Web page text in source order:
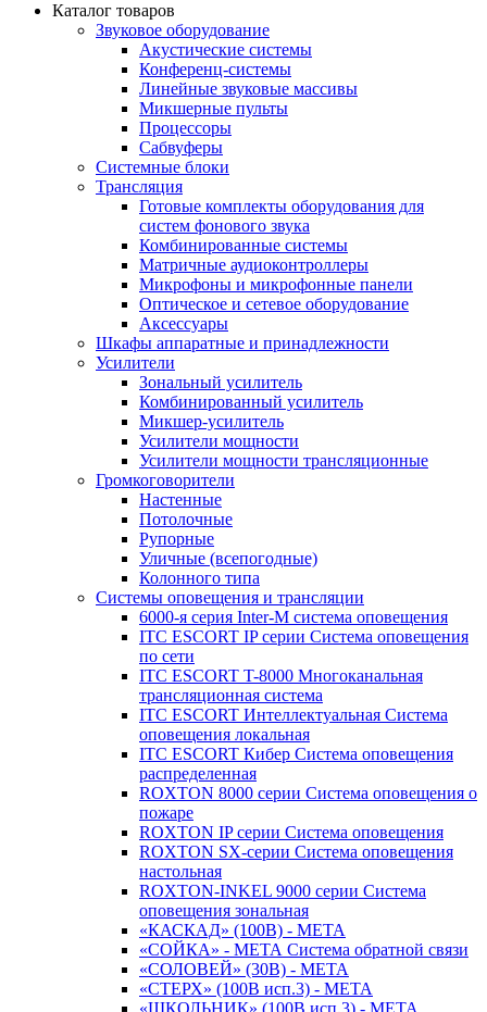
Каталог товаров
Звуковое оборудование
Акустические системы
Конференц-системы
Линейные звуковые массивы
Микшерные пульты
Процессоры
Сабвуферы
Системные блоки
Трансляция
Готовые комплекты оборудования для
систем фонового звука
Комбинированные системы
Матричные аудиоконтроллеры
Микрофоны и микрофонные панели
Оптическое и сетевое оборудование
Аксессуары
Шкафы аппаратные и принадлежности
Усилители
Зональный усилитель
Комбинированный усилитель
Микшер-усилитель
Усилители мощности
Усилители мощности трансляционные
Громкоговорители
Настенные
Потолочные
Рупорные
Уличные (всепогодные)
Колонного типа
Системы оповещения и трансляции
6000-я серия Inter-M система оповещения
ITC ESCORT IP серии Система оповещения
по сети
ITC ESCORT T-8000 Многоканальная
трансляционная система
ITC ESCORT Интеллектуальная Система
оповещения локальная
ITC ESCORT Кибер Система оповещения
распределенная
ROXTON 8000 серии Система оповещения о
пожаре
ROXTON IP серии Система оповещения
ROXTON SX-серии Система оповещения
настольная
ROXTON-INKEL 9000 серии Система
оповещения зональная
«КАСКАД» (100В) - МЕТА
«СОЙКА» - МЕТА Система обратной связи
«СОЛОВЕЙ» (30В) - МЕТА
«СТЕРХ» (100В исп.3) - МЕТА
«ШКОЛЬНИК» (100В исп.3) - МЕТА